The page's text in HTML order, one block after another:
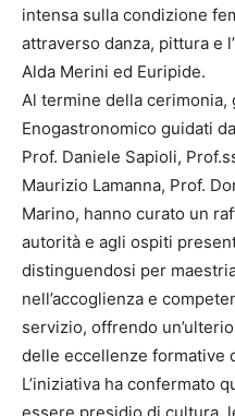
intensa sulla condizione
attraverso danza, pittura e
Alda Merini ed Euripide.
Al termine della cerimonia,
Enogastronomico guidati
Prof. Daniele Sapioli,
Maurizio Lamanna, Prof.
Marino, hanno curato un
autorità e agli ospiti
distinguendosi per
nell’accoglienza e
servizio, offrendo
delle eccellenze formative
L’iniziativa ha confermato
essere presidio di cultura,